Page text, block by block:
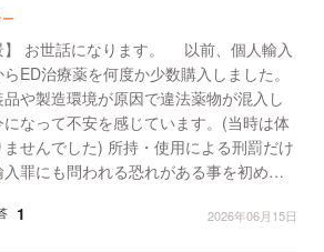
】 お世話になります。 以前、個人輸入
ED治療薬を何度か少数購入しました。
や製造環境が原因で違法薬物が混入し
なって不安を感じています。(当時は体
せんでした) 所持・使用による刑罰だけ
罪にも問われる恐れがある事を初めて
1 2026年06月15日